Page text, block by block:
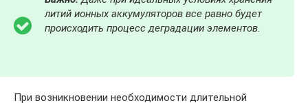
литий ионных аккумуляторов все равно будет
происходить процесс деградации элементов.
При возникновении необходимости длительной